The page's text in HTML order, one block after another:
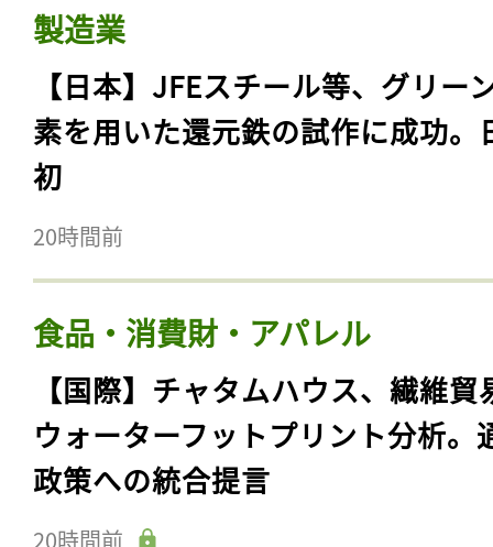
製造業
【日本】JFEスチール等、グリー
素を用いた還元鉄の試作に成功。
初
20時間前
食品・消費財・アパレル
【国際】チャタムハウス、繊維貿
ウォーターフットプリント分析。
政策への統合提言
20時間前